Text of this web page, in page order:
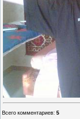
Всего комментариев: 5